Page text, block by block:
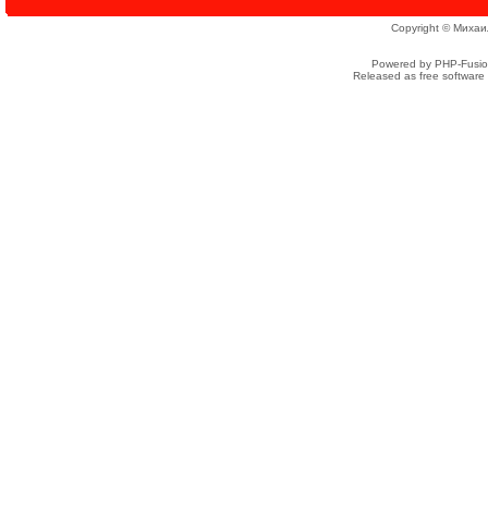
Copyright ©
Powered by PHP-
Released as free